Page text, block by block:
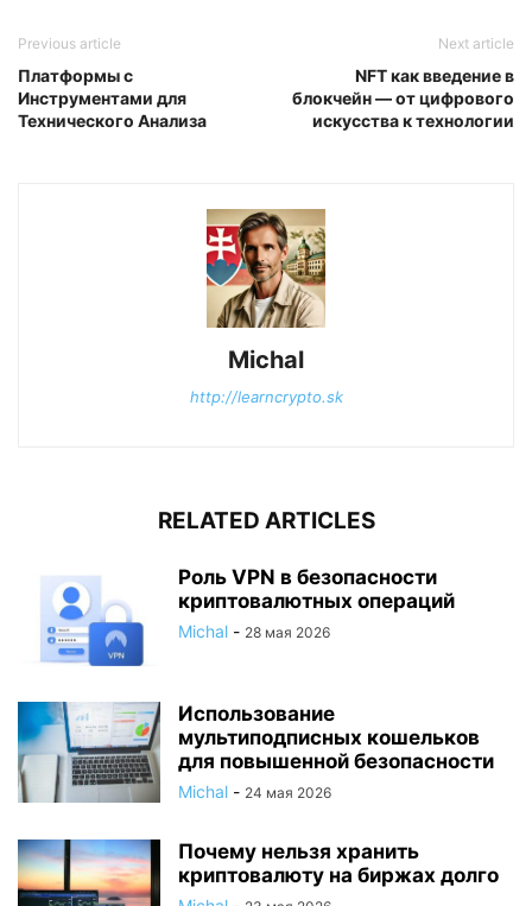
Previous article
Платформы с
Инструментами для
Технического Анализа
Next article
NFT как введение в
блокчейн — от цифрового
искусства к технологии
Michal
http://learncrypto.sk
RELATED ARTICLES
Роль VPN в безопасности
криптовалютных операций
Michal - 28 мая 2026
Использование
мультиподписных кошельков
для повышенной безопасности
Michal - 24 мая 2026
Почему нельзя хранить
криптовалюту на биржах долго